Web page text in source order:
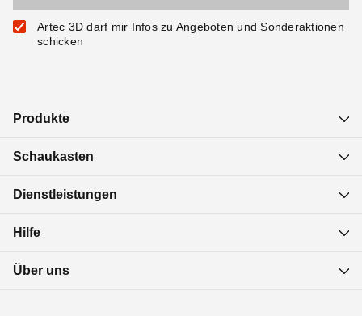
Artec 3D darf mir Infos zu Angeboten und Sonderaktionen
schicken
Produkte
Schaukasten
Dienstleistungen
Hilfe
Über uns